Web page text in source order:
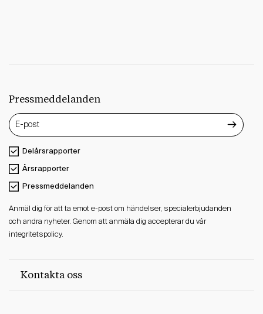
Pressmeddelanden
Delårsrapporter
Årsrapporter
Pressmeddelanden
Anmäl dig för att ta emot e-post om händelser, specialerbjudanden
och andra nyheter. Genom att anmäla dig accepterar du vår
integritetspolicy.
Kontakta oss